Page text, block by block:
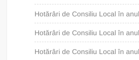
Hotărâri de Consiliu Local în
Hotărâri de Consiliu Local în
Hotărâri de Consiliu Local în